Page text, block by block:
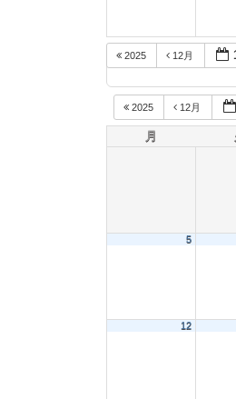
2025 12月
2025 12月
月
5
12